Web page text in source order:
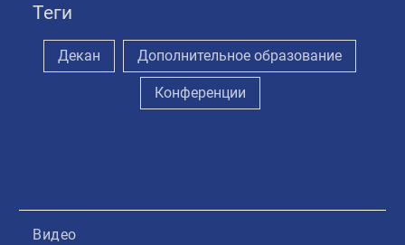
Теги
Декан Дополнительное образование
Конференции
Видео